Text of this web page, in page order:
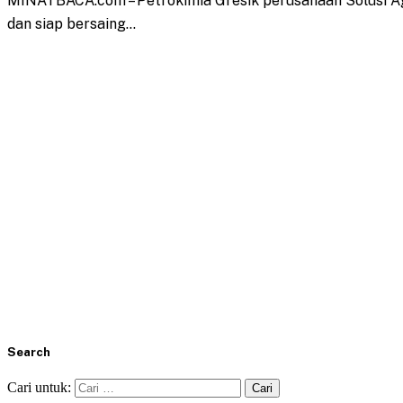
dan siap bersaing…
Search
Cari untuk: